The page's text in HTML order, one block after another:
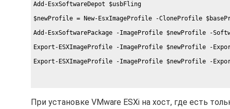
Add-EsxSoftwareDepot $usbFling
$newProfile = New-EsxImageProfile -CloneProfile
Add-EsxSoftwarePackage -ImageProfile $newProfile -
Export-ESXImageProfile -ImageProfile $newProfile -
Export-ESXImageProfile -ImageProfile $newProfile -
При установке VMware ESXi на хост, где есть